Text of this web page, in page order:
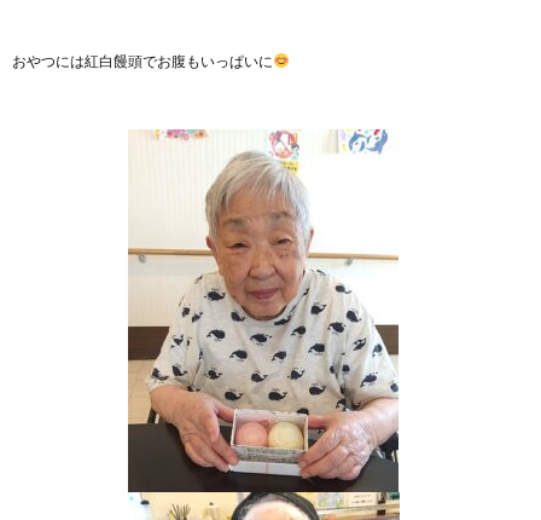
おやつには紅白饅頭でお腹もいっぱいに